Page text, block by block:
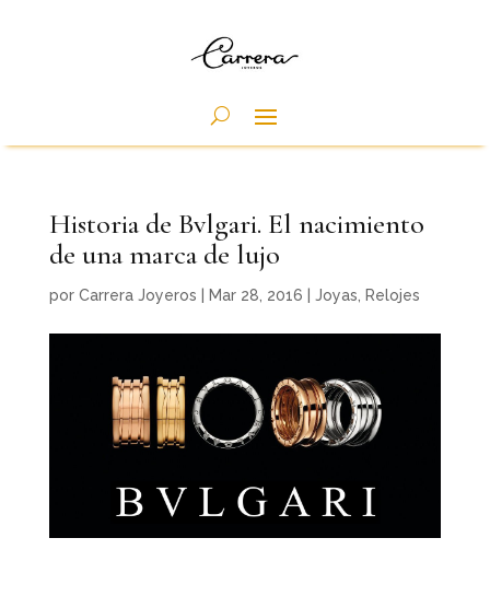
Historia de Bvlgari. El nacimiento
de una marca de lujo
por Carrera Joyeros Mar 28, 2016 Joyas Relojes